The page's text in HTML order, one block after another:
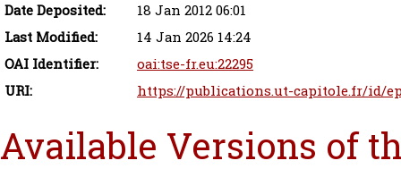
Date Deposited:
18 Jan 2012 06:01
Last Modified:
14 Jan 2026 14:24
OAI Identifier:
oai:tse-fr.eu:22295
URI:
https://publications.ut-capitole.fr/id/
Available Versions of